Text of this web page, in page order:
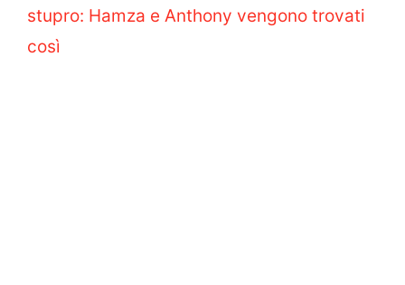
stupro: Hamza e Anthony vengono trovati
così